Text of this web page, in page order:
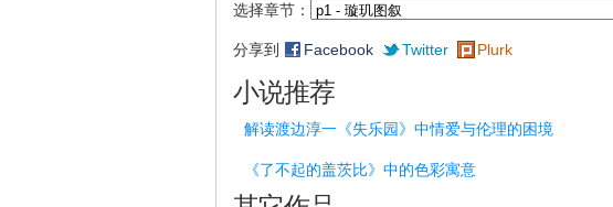
选择章节：
分享到 Facebook Twitter Plurk
小说推荐
解读渡边淳一《失乐园》中情爱与伦理的困境
《了不起的盖茨比》中的色彩寓意